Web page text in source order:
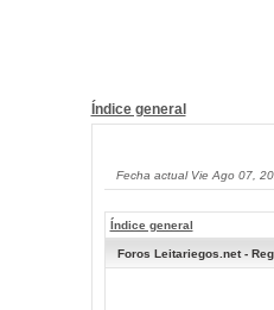
Índice general
Fecha actual Vie Ago 07,
Índice general
Foros Leitariegos.net -